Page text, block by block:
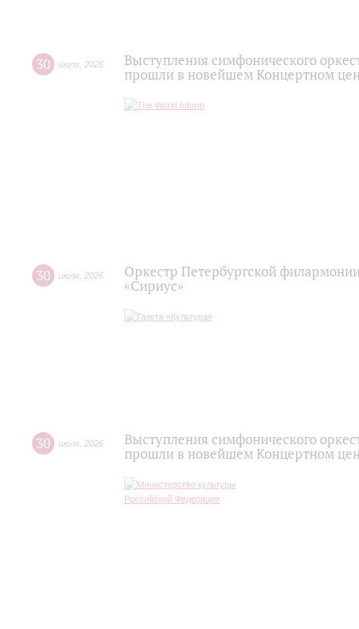
30 июля 2026
Выступления симфонического
прошли в новейшем Концертном
30 июля 2026
Оркестр Петербургской
«Сириус»
30 июля 2026
Выступления симфонического
прошли в новейшем Концертном